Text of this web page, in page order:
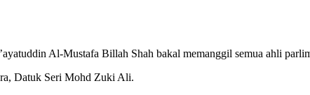
Al-Mustafa Billah Shah bakal memanggil semua ahli
Datuk Seri Mohd Zuki Ali.